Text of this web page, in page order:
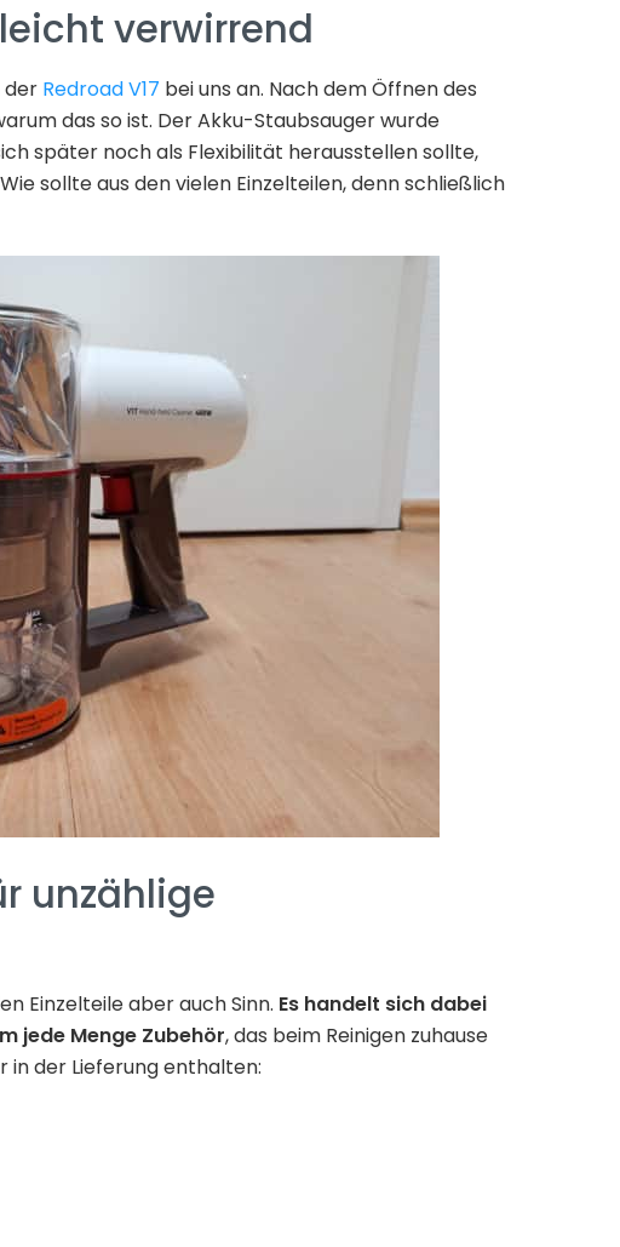
verwirrend
der Redroad V17 bei uns an. Nach dem Öffnen des
das so ist. Der Akku-Staubsauger wurde
später noch als Flexibilität herausstellen sollte,
sollte aus den vielen Einzelteilen, denn schließlich
unzählige
Einzelteile aber auch Sinn. Es handelt sich dabei
jede Menge Zubehör, das beim Reinigen zuhause
in der Lieferung enthalten: